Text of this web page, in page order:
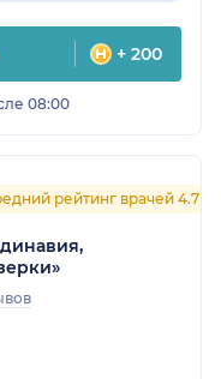
+ 200
08:00
рейтинг врачей 4.7